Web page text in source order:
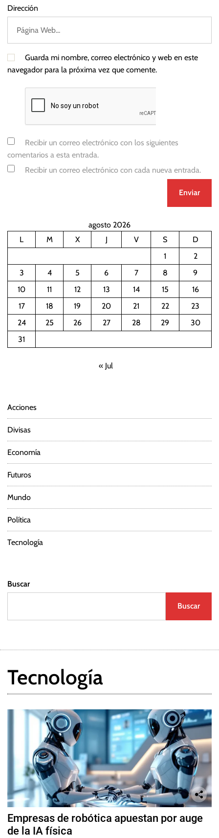
Dirección
Guarda mi nombre, correo electrónico y web en este
navegador para la próxima vez que comente.
Recibir un correo electrónico con los siguientes
comentarios a esta entrada.
Recibir un correo electrónico con cada nueva entrada.
agosto 2026
L
M X J V S
D
1
2
3
4 5 6 7 8
9
10
11 12 13 14 15
16
17
18 19 20 21 22
23
24
25 26 27 28 29
30
31
« Jul
Acciones
Divisas
Economía
Futuros
Mundo
Política
Tecnología
Buscar
Buscar
Tecnología
Empresas de robótica apuestan por auge
de la IA física